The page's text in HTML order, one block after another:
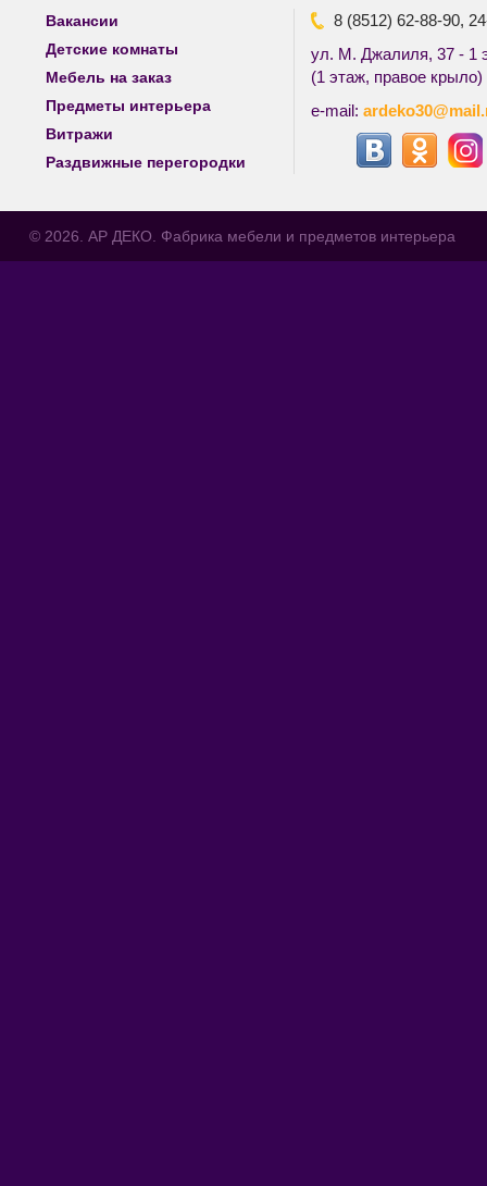
Вакансии
Детские комнаты
Мебель на заказ
Предметы интерьера
Витражи
Раздвижные перегородки
8 (8512) 62-88-90,
ул. М. Джалиля, 37 - 1
(1 этаж, правое крыло)
e-mail:
© 2026. АР ДЕКО. Фабрика мебели и предметов интерьера